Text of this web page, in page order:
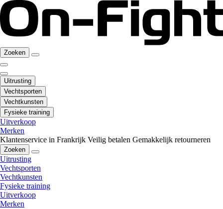
Zoeken
Uitrusting
Vechtsporten
Vechtkunsten
Fysieke training
Uitverkoop
Merken
Klantenservice in Frankrijk Veilig betalen Gemakkelijk retourneren
Zoeken
Uitrusting
Vechtsporten
Vechtkunsten
Fysieke training
Uitverkoop
Merken